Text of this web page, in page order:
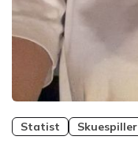
Statist Skuespiller